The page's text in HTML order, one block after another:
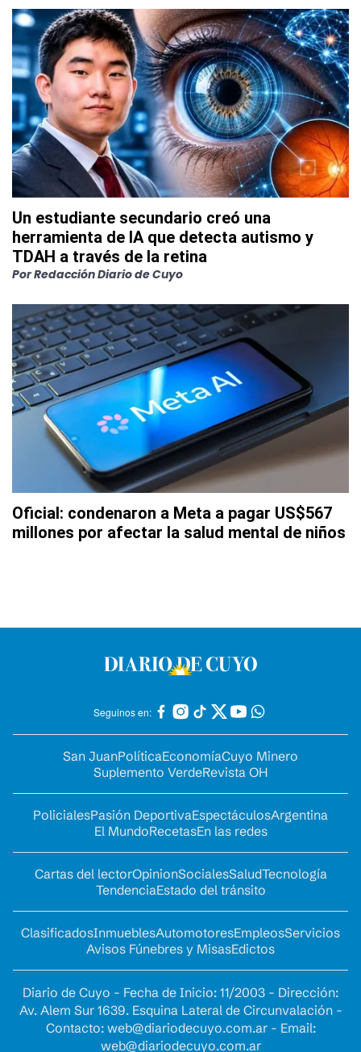
Un estudiante secundario creó una
herramienta de IA que detecta autismo y
TDAH a través de la retina
PorRedacción Diario de Cuyo
Oficial: condenaron a Meta a pagar US$567
millones por afectar la salud mental de niños
Seguinos en:
San JuanPolíticaEconomíaCuyo Minero
Suplemento VerdeRevista OH
PolicialesPasión DeportivaEspectáculosArgentina
El MundoRecetasEn las redes
Cartas del lectorOpinionSocialesSaludTecnología
TendenciaEstado del tránsito
ClasificadosInmueblesAutomotoresEmpleosServicios
Avisos Fúnebres y MisasEdictos
Diario de Cuyo - Fecha de Inicio: 11/2003 - Dirección:
Av. Alem Sur 1639. Esquina Lateral de Circunvalación -
Contacto: web@diariodecuyo.com.ar- Email:
web@diariodecuyo.com.ar